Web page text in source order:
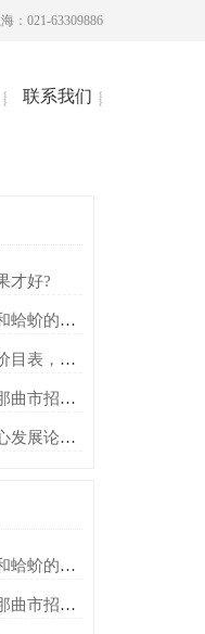
：021-63309886
联系我们
才好?
的方法
等级 ？什么价
成战略合作
议中心成功举办
的方法
招商局